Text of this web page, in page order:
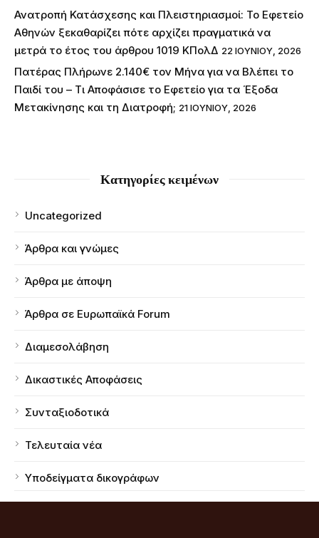
Ανατροπή Κατάσχεσης και Πλειστηριασμοί: Το Εφετείο
Αθηνών ξεκαθαρίζει πότε αρχίζει πραγματικά να
μετρά το έτος του άρθρου 1019 ΚΠολΔ 22 ΙΟΥΝΊΟΥ, 2026
Πατέρας Πλήρωνε 2.140€ τον Μήνα για να Βλέπει το
Παιδί του – Τι Αποφάσισε το Εφετείο για τα Έξοδα
Μετακίνησης και τη Διατροφή; 21 ΙΟΥΝΊΟΥ, 2026
Κατηγορίες κειμένων
Uncategorized
Άρθρα και γνώμες
Άρθρα με άποψη
Άρθρα σε Ευρωπαϊκά Forum
Διαμεσολάβηση
Δικαστικές Αποφάσεις
Συνταξιοδοτικά
Τελευταία νέα
Υποδείγματα δικογράφων